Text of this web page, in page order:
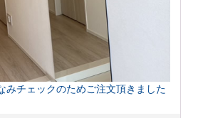
みチェックのためご注文頂きました